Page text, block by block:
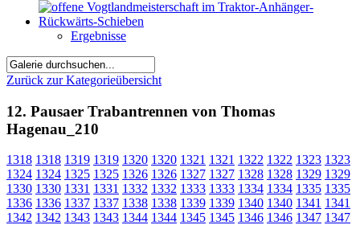
Ergebnisse
Zurück zur Kategorieübersicht
12. Pausaer Trabantrennen von Thomas
Hagenau_210
1318 1318 1319 1319 1320 1320 1321 1321 1322 1322 1323 1323
1324 1324 1325 1325 1326 1326 1327 1327 1328 1328 1329 1329
1330 1330 1331 1331 1332 1332 1333 1333 1334 1334 1335 1335
1336 1336 1337 1337 1338 1338 1339 1339 1340 1340 1341 1341
1342 1342 1343 1343 1344 1344 1345 1345 1346 1346 1347 1347